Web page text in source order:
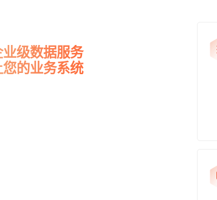
级数据服务
的业务系统